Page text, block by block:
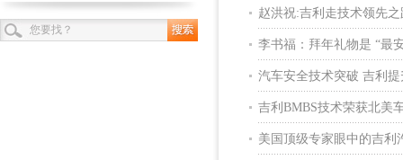
赵洪祝:吉利走技术领先
李书福：拜年礼物是 “最
汽车安全技术突破 吉利
吉利BMBS技术荣获北美
美国顶级专家眼中的吉利